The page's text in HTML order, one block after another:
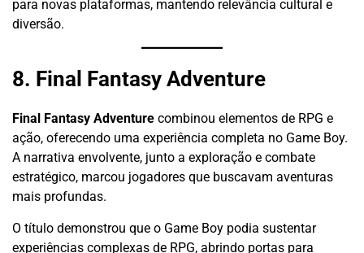
para novas plataformas, mantendo relevância cultural e
diversão.
8. Final Fantasy Adventure
Final Fantasy Adventure combinou elementos de RPG e
ação, oferecendo uma experiência completa no Game Boy.
A narrativa envolvente, junto a exploração e combate
estratégico, marcou jogadores que buscavam aventuras
mais profundas.
O título demonstrou que o Game Boy podia sustentar
experiências complexas de RPG, abrindo portas para